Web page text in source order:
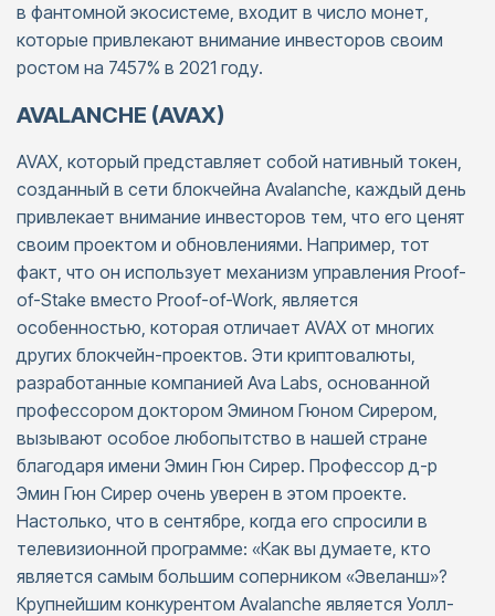
в фантомной экосистеме, входит в число монет,
которые привлекают внимание инвесторов своим
ростом на 7457% в 2021 году.
AVALANCHE (AVAX)
AVAX, который представляет собой нативный токен,
созданный в сети блокчейна Avalanche, каждый день
привлекает внимание инвесторов тем, что его ценят
своим проектом и обновлениями. Например, тот
факт, что он использует механизм управления Proof-
of-Stake вместо Proof-of-Work, является
особенностью, которая отличает AVAX от многих
других блокчейн-проектов. Эти криптовалюты,
разработанные компанией Ava Labs, основанной
профессором доктором Эмином Гюном Сирером,
вызывают особое любопытство в нашей стране
благодаря имени Эмин Гюн Сирер. Профессор д-р
Эмин Гюн Сирер очень уверен в этом проекте.
Настолько, что в сентябре, когда его спросили в
телевизионной программе: «Как вы думаете, кто
является самым большим соперником «Эвеланш»?
Крупнейшим конкурентом Avalanche является Уолл-